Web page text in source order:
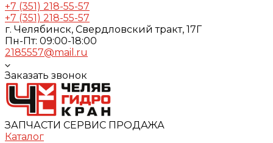
+7 (351) 218-55-57
+7 (351) 218-55-57
г. Челябинск, Свердловский тракт, 17Г
Пн-Пт: 09:00-18:00
2185557@mail.ru
Заказать звонок
ЗАПЧАСТИ СЕРВИС ПРОДАЖА
Каталог